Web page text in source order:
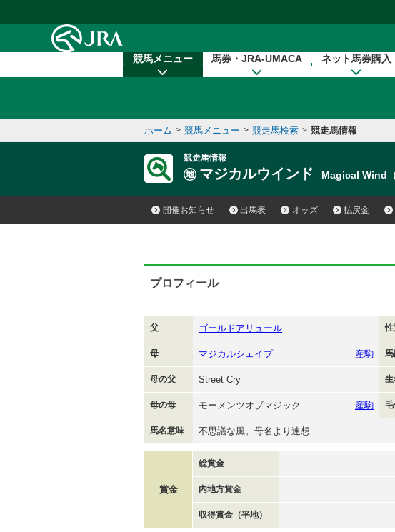
競馬メニュー 馬券・JRA-UMACA ネット馬券購入
ホーム > 競馬メニュー > 競走馬検索 > 競走馬情報
競走馬情報
マジカルウインド Magical Wind（
開催お知らせ 出馬表 オッズ 払戻金
プロフィール
父 ゴールドアリュール 性
母 マジカルシェイプ 産駒
母の父 Street Cry 生
母の母 モーメンツオブマジック 産駒
馬名意味 不思議な風。母名より連想
賞金
総賞金
内地方賞金
収得賞金（平地）